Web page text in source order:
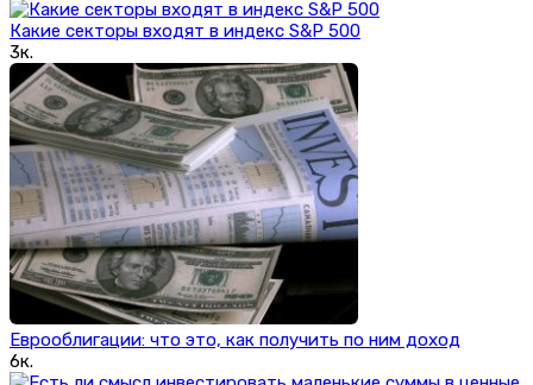
Какие секторы входят в индекс S&P 500
3к.
Еврооблигации: что это, как получить по ним доход
6к.